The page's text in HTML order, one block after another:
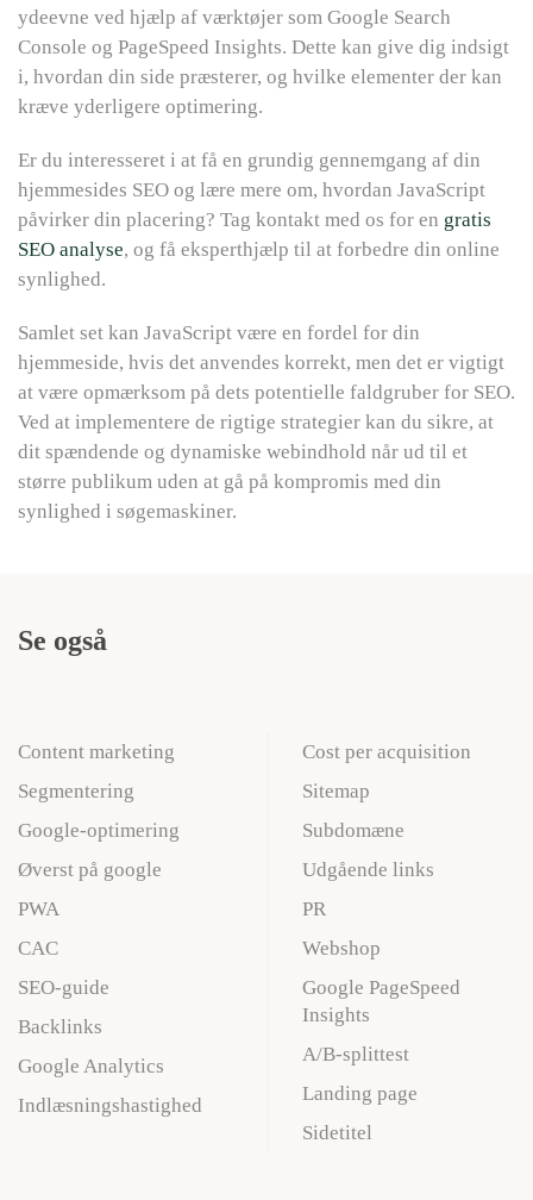
ydeevne ved hjælp af værktøjer som Google Search
Console og PageSpeed Insights. Dette kan give dig indsigt
i, hvordan din side præsterer, og hvilke elementer der kan
kræve yderligere optimering.
Er du interesseret i at få en grundig gennemgang af din
hjemmesides SEO og lære mere om, hvordan JavaScript
påvirker din placering? Tag kontakt med os for en gratis
SEO analyse, og få eksperthjælp til at forbedre din online
synlighed.
Samlet set kan JavaScript være en fordel for din
hjemmeside, hvis det anvendes korrekt, men det er vigtigt
at være opmærksom på dets potentielle faldgruber for SEO.
Ved at implementere de rigtige strategier kan du sikre, at
dit spændende og dynamiske webindhold når ud til et
større publikum uden at gå på kompromis med din
synlighed i søgemaskiner.
Se også
Content marketing
Segmentering
Google-optimering
Øverst på google
PWA
CAC
SEO-guide
Backlinks
Google Analytics
Indlæsningshastighed
Cost per acquisition
Sitemap
Subdomæne
Udgående links
PR
Webshop
Google PageSpeed
Insights
A/B-splittest
Landing page
Sidetitel